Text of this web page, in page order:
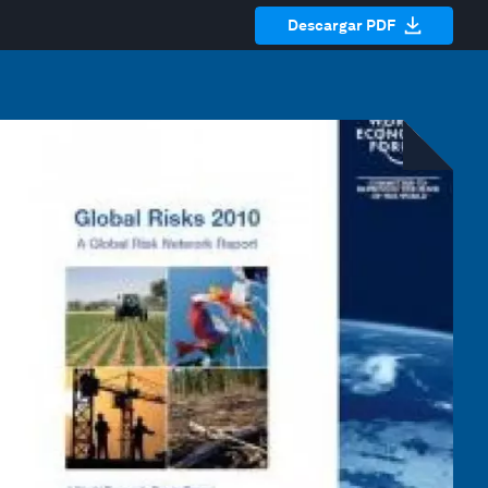
Descargar PDF